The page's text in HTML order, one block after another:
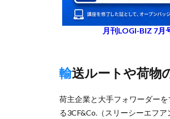
月刊LOGI-BIZ 7月
輸送ルートや荷
荷主企業と大手フォワーダー
る3CF&Co.（スリーシーエフ